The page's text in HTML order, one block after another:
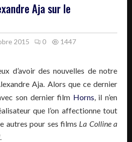
Aja sur le
2015 0 1447
d’avoir des nouvelles de notre
Aja. Alors que ce dernier
son dernier film Horns, il n’en
que l’on affectionne tout
autres pour ses films La Colline a
.